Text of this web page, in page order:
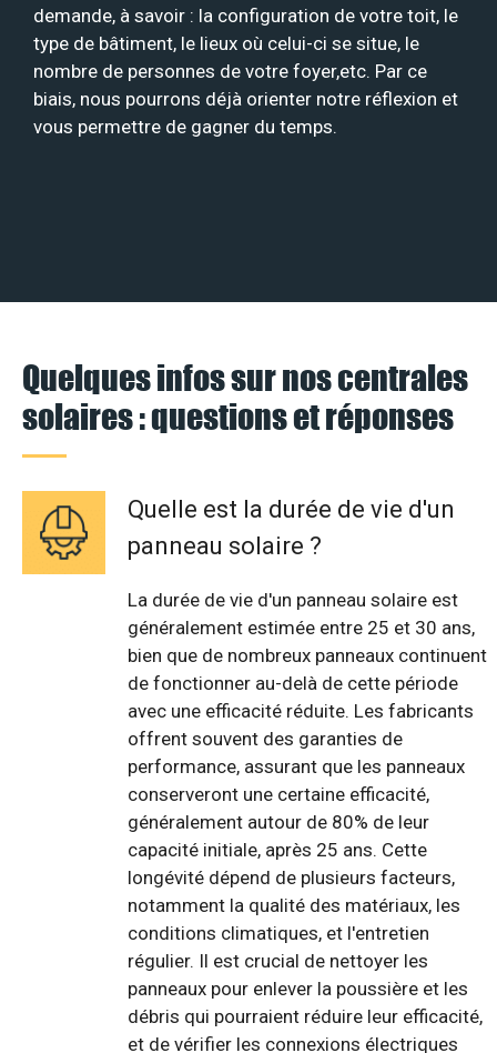
demande, à savoir : la configuration de votre toit, le
type de bâtiment, le lieux où celui-ci se situe, le
nombre de personnes de votre foyer,etc. Par ce
biais, nous pourrons déjà orienter notre réflexion et
vous permettre de gagner du temps.
Quelques infos sur nos centrales
solaires : questions et réponses
Quelle est la durée de vie d'un
panneau solaire ?
La durée de vie d'un panneau solaire est
généralement estimée entre 25 et 30 ans,
bien que de nombreux panneaux continuent
de fonctionner au-delà de cette période
avec une efficacité réduite. Les fabricants
offrent souvent des garanties de
performance, assurant que les panneaux
conserveront une certaine efficacité,
généralement autour de 80% de leur
capacité initiale, après 25 ans. Cette
longévité dépend de plusieurs facteurs,
notamment la qualité des matériaux, les
conditions climatiques, et l'entretien
régulier. Il est crucial de nettoyer les
panneaux pour enlever la poussière et les
débris qui pourraient réduire leur efficacité,
et de vérifier les connexions électriques